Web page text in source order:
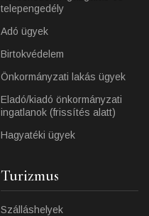
telepengedély
Adó ügyek
Birtokvédelem
Önkormányzati lakás ügyek
Eladó/kiadó önkormányzati
ingatlanok (frissítés alatt)
Hagyatéki ügyek
Turizmus
Szálláshelyek